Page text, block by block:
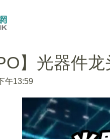
】光器件
午13:59